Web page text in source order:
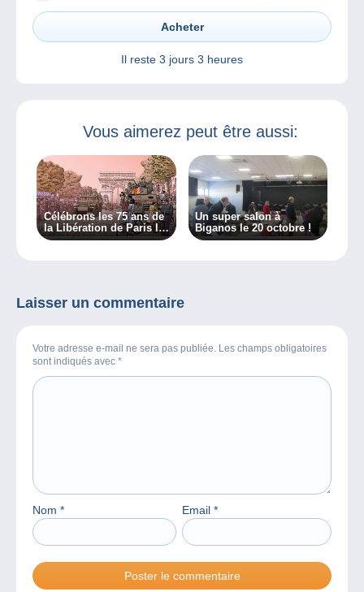
Acheter
Il reste 3 jours 3 heures
Vous aimerez peut être aussi:
Célébrons les 75 ans de
la Libération de Paris le
24/08/2019
Un super salon à
Biganos le 20 octobre !
Laisser un commentaire
Votre adresse e-mail ne sera pas publiée. Les champs obligatoires
sont indiqués avec *
Nom * Email *